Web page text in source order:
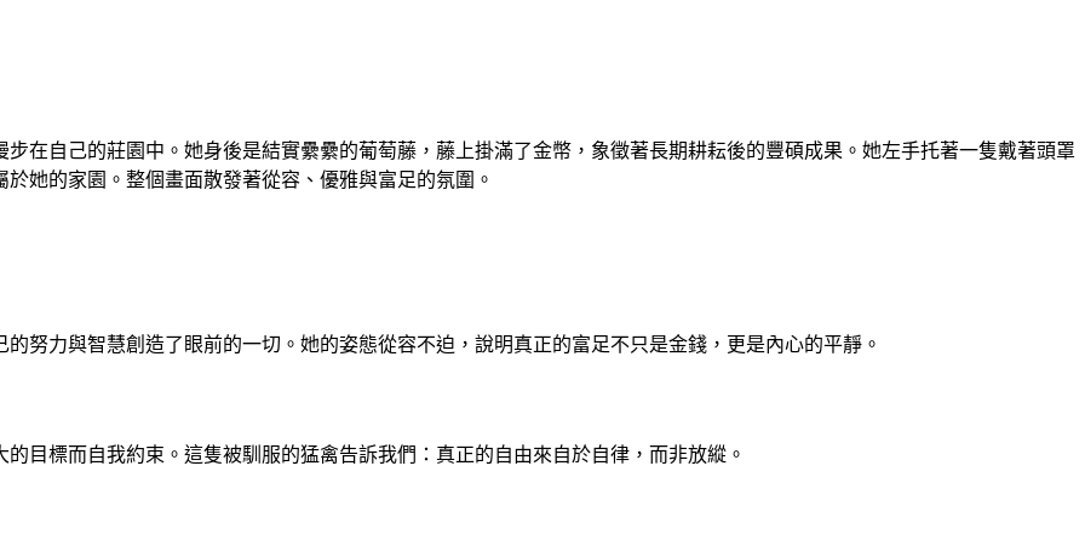
在自己的莊園中。她身後是結實纍纍的葡萄藤，藤上掛滿了金幣，象徵著長期耕耘後的豐碩成果。她左手托著一隻戴著頭罩
她的家園。整個畫面散發著從容、優雅與富足的氛圍。
努力與智慧創造了眼前的一切。她的姿態從容不迫，說明真正的富足不只是金錢，更是內心的平靜。
目標而自我約束。這隻被馴服的猛禽告訴我們：真正的自由來自於自律，而非放縱。